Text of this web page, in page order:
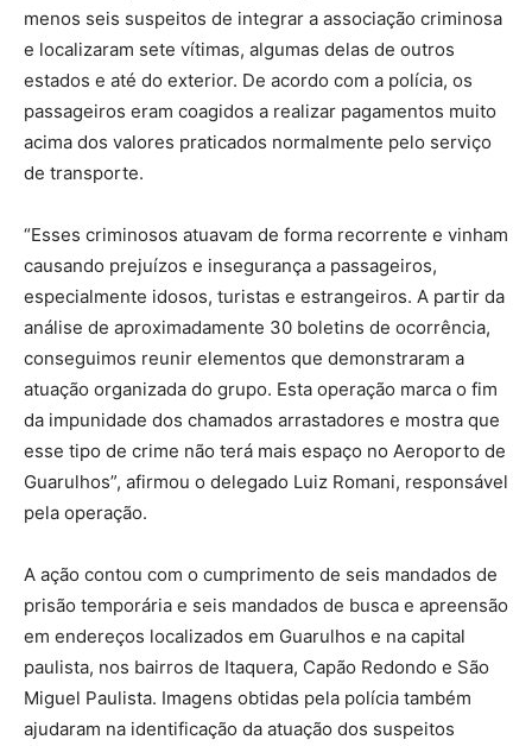
menos seis suspeitos de integrar a associação criminosa
e localizaram sete vítimas, algumas delas de outros
estados e até do exterior. De acordo com a polícia, os
passageiros eram coagidos a realizar pagamentos muito
acima dos valores praticados normalmente pelo serviço
de transporte.
“Esses criminosos atuavam de forma recorrente e vinham
causando prejuízos e insegurança a passageiros,
especialmente idosos, turistas e estrangeiros. A partir da
análise de aproximadamente 30 boletins de ocorrência,
conseguimos reunir elementos que demonstraram a
atuação organizada do grupo. Esta operação marca o fim
da impunidade dos chamados arrastadores e mostra que
esse tipo de crime não terá mais espaço no Aeroporto de
Guarulhos”, afirmou o delegado Luiz Romani, responsável
pela operação.
A ação contou com o cumprimento de seis mandados de
prisão temporária e seis mandados de busca e apreensão
em endereços localizados em Guarulhos e na capital
paulista, nos bairros de Itaquera, Capão Redondo e São
Miguel Paulista. Imagens obtidas pela polícia também
ajudaram na identificação da atuação dos suspeitos